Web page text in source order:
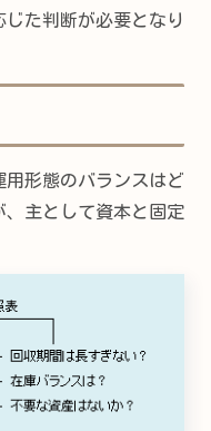
た判断が必要となり
形態のバランスはど
、主として資本と固定